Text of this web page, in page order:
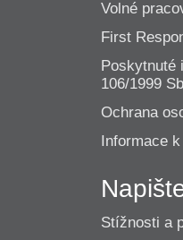
Volné
First
Poskytnuté
106/1999
Ochrana
Informace
Stížnosti a